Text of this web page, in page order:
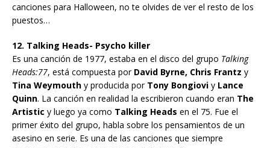
canciones para Halloween, no te olvides de ver el resto de los
puestos…
12. Talking Heads- Psycho killer
Es una canción de 1977, estaba en el disco del grupo Talking
Heads:77, está compuesta por David Byrne, Chris Frantz y
Tina Weymouth y producida porTony Bongiovi y Lance
Quinn. La canción en realidad la escribieron cuando eran The
Artistic y luego ya como Talking Heads en el 75. Fue el
primer éxito del grupo, habla sobre los pensamientos de un
asesino en serie. Es una de las canciones que siempre